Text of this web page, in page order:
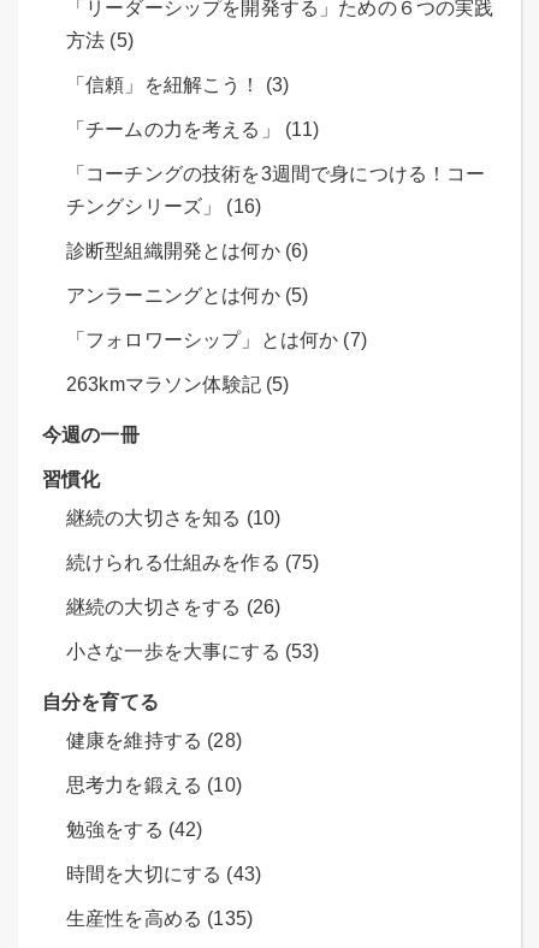
「リーダーシップを開発する」ための６つの実践
方法 (5)
「信頼」を紐解こう！ (3)
「チームの力を考える」 (11)
「コーチングの技術を3週間で身につける！コー
チングシリーズ」 (16)
診断型組織開発とは何か (6)
アンラーニングとは何か (5)
「フォロワーシップ」とは何か (7)
263kmマラソン体験記 (5)
今週の一冊
習慣化
継続の大切さを知る (10)
続けられる仕組みを作る (75)
継続の大切さをする (26)
小さな一歩を大事にする (53)
自分を育てる
健康を維持する (28)
思考力を鍛える (10)
勉強をする (42)
時間を大切にする (43)
生産性を高める (135)